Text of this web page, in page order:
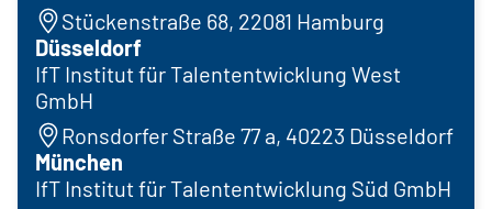
Stückenstraße 68, 22081 Hamburg
Düsseldorf
IfT Institut für Talententwicklung West
GmbH
Ronsdorfer Straße 77 a, 40223 Düsseldorf
München
IfT Institut für Talententwicklung Süd GmbH